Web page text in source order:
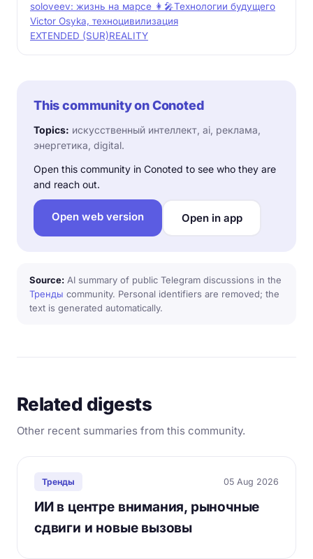
soloveev: жизнь на марсе 👩‍🎤Технологии будущего
Victor Osyka, техноцивилизация
EXTENDED (SUR)REALITY
This community on Conoted
Topics: искусственный интеллект, ai, реклама,
энергетика, digital.
Open this community in Conoted to see who they are
and reach out.
Open web version Open in app
Source: AI summary of public Telegram discussions in the
Тренды community. Personal identifiers are removed; the
text is generated automatically.
Related digests
Other recent summaries from this community.
Тренды 05 Aug 2026
ИИ в центре внимания, рыночные
сдвиги и новые вызовы